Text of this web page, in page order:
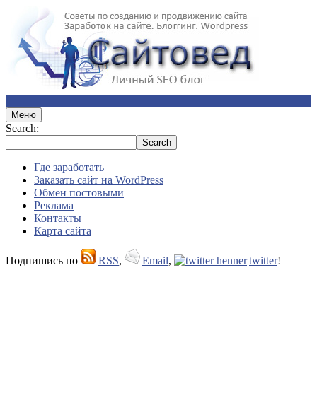
Меню
Search:
Где заработать
Заказать сайт на WordPress
Обмен постовыми
Реклама
Контакты
Карта сайта
Подпишись по RSS, Email, twitter!